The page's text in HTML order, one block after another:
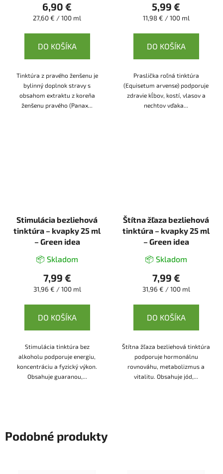
6,90 €
Jednotková
27,60 € / 100 ml
DO KOŠÍKA
Tinktúra z pravého ženšenu je
bylinný doplnok stravy s
obsahom extraktu z koreňa
ženšenu pravého (Panax...
5,99 €
Jednotková
11,98 € / 100 ml
DO KOŠÍKA
Praslička roľná tinktúra
(Equisetum arvense) podporuje
zdravie kĺbov, kostí, vlasov a
nechtov vďaka...
Stimulácia bezliehová
tinktúra – kvapky 25 ml
– Green idea
📦 Skladom
7,99 €
Jednotková
31,96 € / 100 ml
DO KOŠÍKA
Stimulácia tinktúra bez
alkoholu podporuje energiu,
koncentráciu a fyzický výkon.
Obsahuje guaranou,...
Štítna žľaza bezliehová
tinktúra – kvapky 25 ml
– Green idea
📦 Skladom
7,99 €
Jednotková
31,96 € / 100 ml
DO KOŠÍKA
Štítna žľaza bezliehová tinktúra
podporuje hormonálnu
rovnováhu, metabolizmus a
vitalitu. Obsahuje jód,...
Podobné produkty